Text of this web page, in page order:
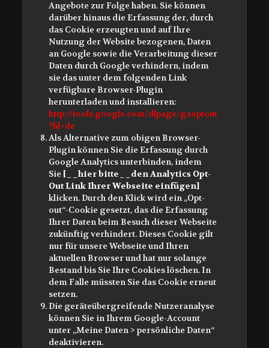
Angebote zur Folge haben. Sie können
darüber hinaus die Erfassung der, durch
das Cookie erzeugten und auf Ihre
Nutzung der Website bezogenen, Daten
an Google sowie die Verarbeitung dieser
Daten durch Google verhindern, indem
sie das unter dem folgenden Link
verfügbare Browser-Plugin
herunterladen und installieren:
http://tools.google.com/dlpage/gaoptout
?hl=de
Als Alternative zum obigen Browser-
Plugin können Sie die Erfassung durch
Google Analytics unterbinden, indem
Sie [__hier bitte__den Analytics Opt-
Out Link Ihrer Webseite einfügen]
klicken. Durch den Klick wird ein „Opt-
out“-Cookie gesetzt, das die Erfassung
Ihrer Daten beim Besuch dieser Webseite
zukünftig verhindert. Dieses Cookie gilt
nur für unsere Webseite und Ihren
aktuellen Browser und hat nur solange
Bestand bis Sie Ihre Cookies löschen. In
dem Falle müssten Sie das Cookie erneut
setzen.
Die geräteübergreifende Nutzeranalyse
können Sie in Ihrem Google-Account
unter „Meine Daten > persönliche Daten“
deaktivieren.